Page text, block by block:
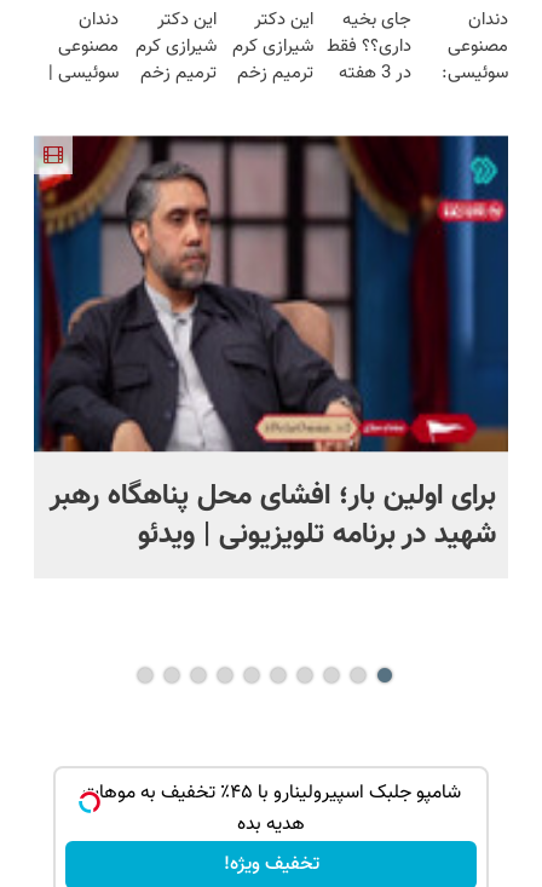
روش لاغری
معرفی شد
هفته!!😍
فقط امروز
حراج شد🔥
پرداخت
(تخفیف به
مدت
محدود)
محوش کن!
دندان
مصنوعی
سوئیسی:
اروپا، سبک
و مقاوم |
پرداخت
قسطی
جای بخیه
داری؟؟ فقط
در 3 هفته
این دکتر
شیرازی کرم
ترمیم زخم
این دکتر
شیرازی کرم
ترمیم زخم
دندان
مصنوعی
سوئیسی |
طبیعی!
ویزیت
رایگان+پرداخت
اقساطی😍
برای اولین بار؛ افشای محل پناهگاه‌ رهبر
شهید در برنامه تلویزیونی | ویدئو
شامپو جلبک اسپیرولینارو با ۴۵٪ تخفیف به موهات
هدیه بده
تخفیف ویژه!